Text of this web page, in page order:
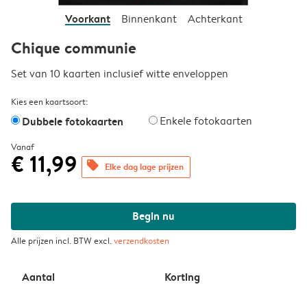
Voorkant Binnenkant Achterkant
Chique communie
Set van 10 kaarten inclusief witte enveloppen
Kies een kaartsoort:
Dubbele fotokaarten Enkele fotokaarten
Vanaf
€ 11,99 offers Elke dag lage prijzen
Begin nu
Alle prijzen incl. BTW excl.verzendkosten
Aantal Korting